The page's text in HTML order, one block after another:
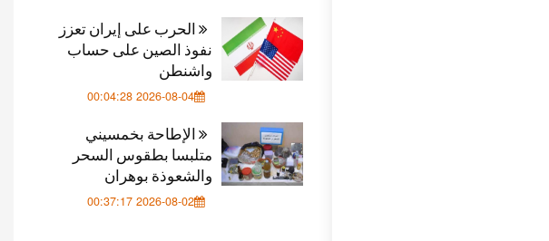
الحرب على إيران تعزز
نفوذ الصين على حساب
واشنطن
2026-08-04 00:04:28
الإطاحة بخمسيني
متلبسا بطقوس السحر
والشعوذة بوهران
2026-08-02 00:37:17